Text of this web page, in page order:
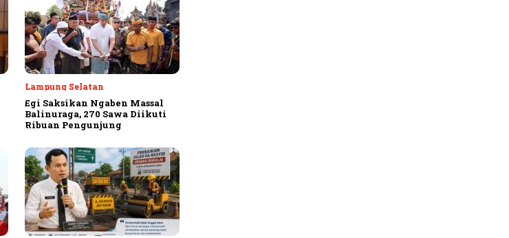
Lampung Selatan
Egi Saksikan Ngaben Massal
Balinuraga, 270 Sawa Diikuti
Ribuan Pengunjung